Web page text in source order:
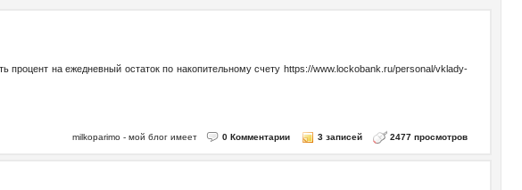
на ежедневный остаток по накопительному счету https://www.lockobank.ru/personal/vklady-
milkoparimo - мой блог имеет 0 Комментарии 3 записей 2477 просмотров